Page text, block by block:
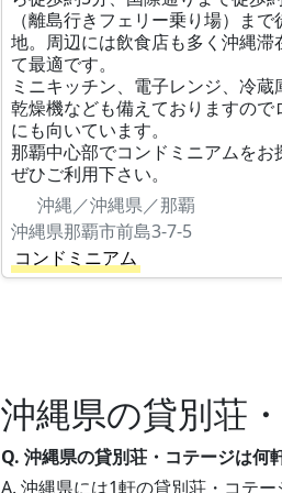
（離島行きフェリー乗り場）ま
地。周辺には飲食店も多く沖縄滞
て最適です。
ミニキッチン、電子レンジ、冷蔵
乾燥機なども備えておりますので
にも向いています。
那覇中心部でコンドミニアムをお
ぜひご利用下さい。
沖縄／沖縄県／那覇
沖縄県那覇市前島3-7-5
コンドミニアム
沖縄県の貸別荘
Q. 沖縄県の貸別荘・コテージは何
A. 沖縄県には1軒の貸別荘・コテ